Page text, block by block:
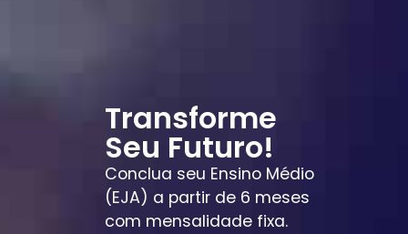
Transforme
Seu Futuro!
Conclua seu Ensino Médio
(EJA) a partir de 6 meses
com mensalidade fixa.